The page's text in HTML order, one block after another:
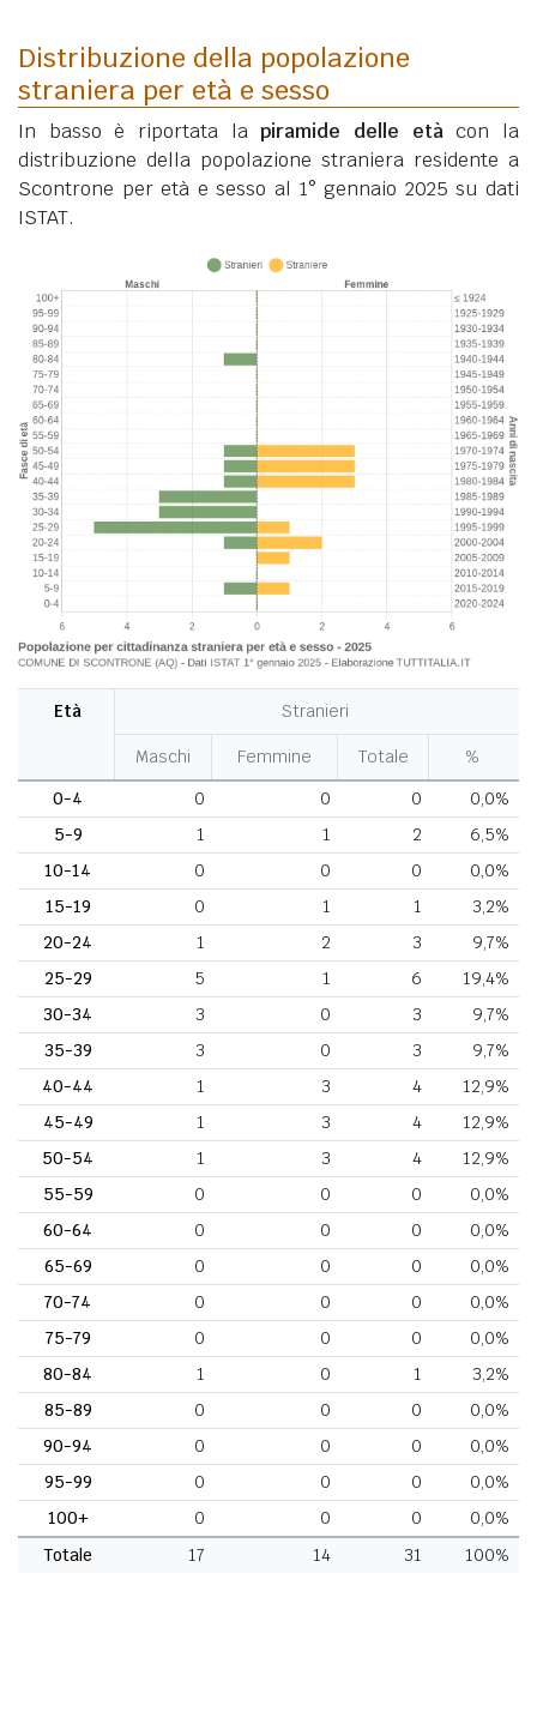
Distribuzione della popolazione
straniera per età e sesso
In basso è riportata lapiramide delle etàcon la
distribuzione della popolazione straniera residente a
Scontrone per età e sesso al 1° gennaio 2025 su dati
ISTAT.
Età Stranieri
Maschi Femmine Totale
%
0-4
0 0 0
0,0%
5-9
1 1 2
6,5%
10-14
0 0 0
0,0%
15-19
0 1 1
3,2%
20-24
1 2 3
9,7%
25-29
5 1 6
19,4%
30-34
3 0 3
9,7%
35-39
3 0 3
9,7%
40-44
1 3 4
12,9%
45-49
1 3 4
12,9%
50-54
1 3 4
12,9%
55-59
0 0 0
0,0%
60-64
0 0 0
0,0%
65-69
0 0 0
0,0%
70-74
0 0 0
0,0%
75-79
0 0 0
0,0%
80-84
1 0 1
3,2%
85-89
0 0 0
0,0%
90-94
0 0 0
0,0%
95-99
0 0 0
0,0%
100+
0 0 0
0,0%
Totale
17 14 31 100%